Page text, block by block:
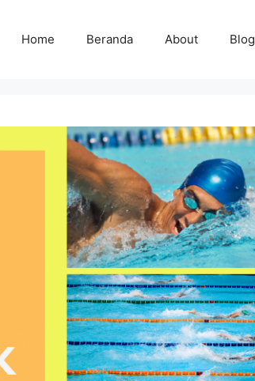
Home Beranda About Blog